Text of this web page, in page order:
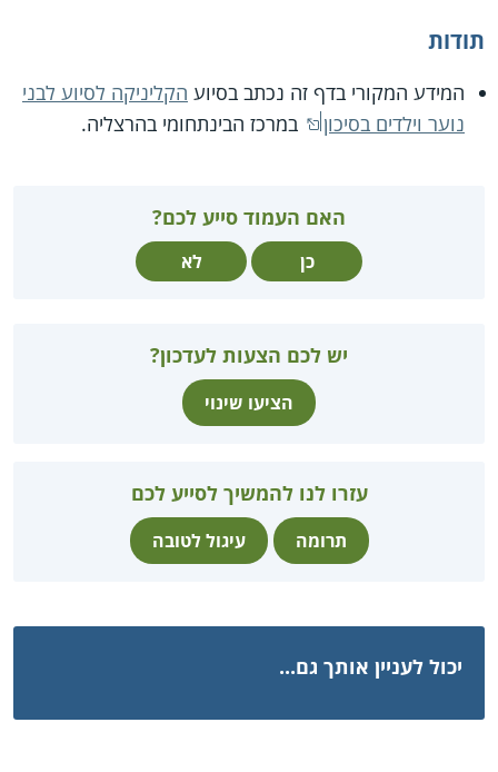
תודות
המידע המקורי בדף זה נכתב בסיוע הקליניקה לסיוע לבני
נוער וילדים בסיכון
במרכז הבינתחומי בהרצליה.
האם העמוד סייע לכם?
כן לא
יש לכם הצעות לעדכון?
הציעו שינוי
עזרו לנו להמשיך לסייע לכם
תרומה עיגול לטובה
יכול לעניין אותך גם...